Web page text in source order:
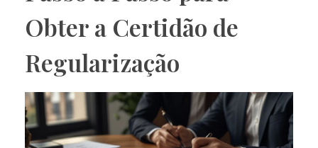
Obter a Certidão de
Regularização